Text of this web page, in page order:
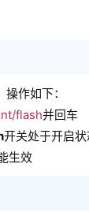
作如下：
flash并回车
开关处于开启
生效